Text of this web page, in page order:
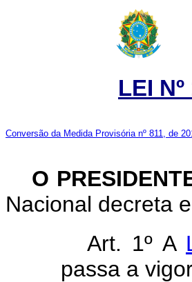
LEI
Conversão da Medida Provisória nº 811, de
O
Nacional decreta
Art. 1º A
passa a